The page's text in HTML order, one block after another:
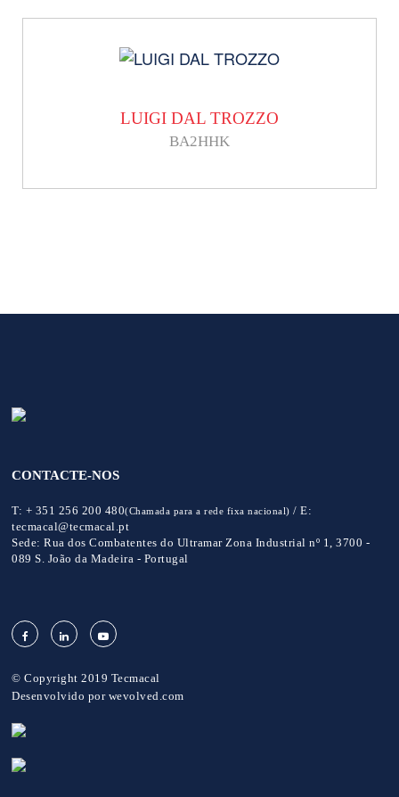
LUIGI DAL TROZZO
BA2HHK
CONTACTE-NOS
T: + 351 256 200 480(Chamada para a rede fixa nacional) /E:
tecmacal@tecmacal.pt
Sede: Rua dos Combatentes do Ultramar Zona Industrial nº 1, 3700 -
089 S. João da Madeira - Portugal
© Copyright 2019 Tecmacal
Desenvolvido por wevolved.com